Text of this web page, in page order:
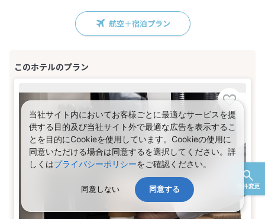
条件変更
航空＋宿泊プラン
当社サイト内においてお客様ごとに最適なサービスを提
供する目的及び当社サイト外で最適な広告を表示するこ
とを目的にCookieを使用しています。Cookieの使用に
同意いただける場合は同意するを選択してください。詳
しくはプライバシーポリシーをご確認ください。
同意しない 同意する